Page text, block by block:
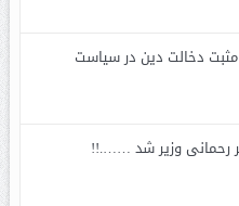
دخالت دین در سیاست
رحمانی وزیر شد …….!!